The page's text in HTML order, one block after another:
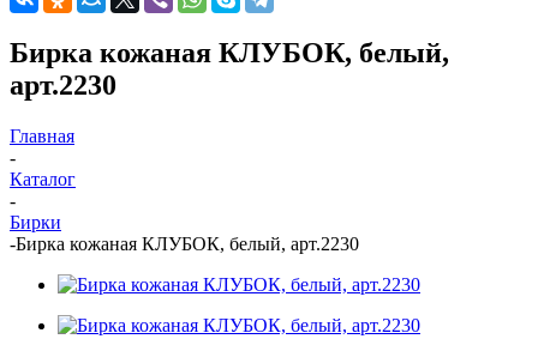
Бирка кожаная КЛУБОК, белый,
арт.2230
Главная
-
Каталог
-
Бирки
-Бирка кожаная КЛУБОК, белый, арт.2230